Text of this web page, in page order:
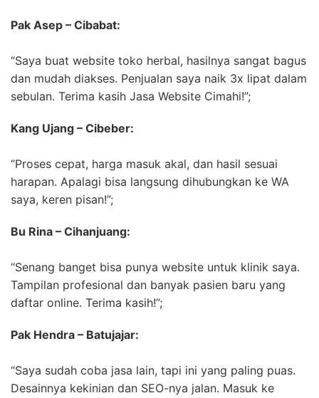
Pak Asep – Cibabat:
“Saya buat website toko herbal, hasilnya sangat bagus
dan mudah diakses. Penjualan saya naik 3x lipat dalam
sebulan. Terima kasih Jasa Website Cimahi!”;
Kang Ujang – Cibeber:
“Proses cepat, harga masuk akal, dan hasil sesuai
harapan. Apalagi bisa langsung dihubungkan ke WA
saya, keren pisan!”;
Bu Rina – Cihanjuang:
“Senang banget bisa punya website untuk klinik saya.
Tampilan profesional dan banyak pasien baru yang
daftar online. Terima kasih!”;
Pak Hendra – Batujajar:
“Saya sudah coba jasa lain, tapi ini yang paling puas.
Desainnya kekinian dan SEO-nya jalan. Masuk ke